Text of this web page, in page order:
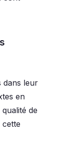
dans leur
en
de